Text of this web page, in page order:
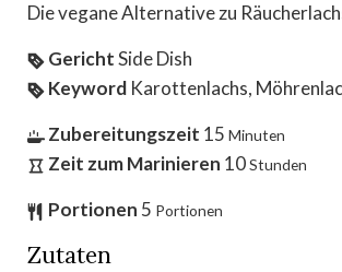
Die vegane Alternative zu
GerichtSide Dish
Keyword Karottenlachs,
Zubereitungszeit 15 Minuten
Zeit zum Marinieren 10Stunden
Portionen 5 Portionen
Zutaten